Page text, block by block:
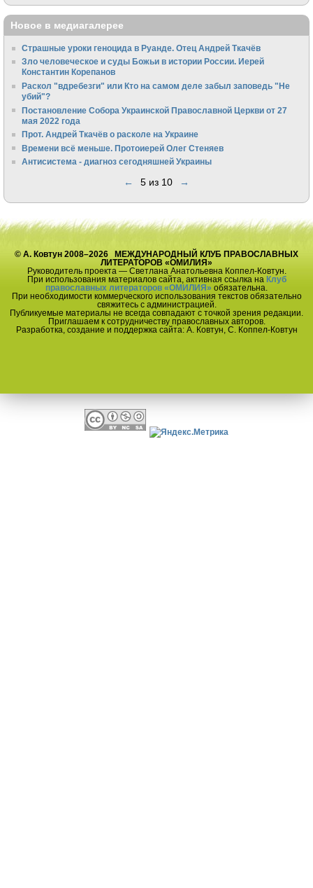
Новое в медиагалерее
Страшные уроки геноцида в Руанде. Отец Андрей Ткачёв
Зло человеческое и суды Божьи в истории России. Иерей
Константин Корепанов
Раскол "вдребезги" или Кто на самом деле забыл заповедь "Не
убий"?
Постановление Собора Украинской Православной Церкви от 27
мая 2022 года
Прот. Андрей Ткачёв о расколе на Украине
Времени всё меньше. Протоиерей Олег Стеняев
Антисистема - диагноз сегодняшней Украины
← 5 из 10 →
© А. Ковтун 2008–2026 МЕЖДУНАРОДНЫЙ КЛУБ ПРАВОСЛАВНЫХ
ЛИТЕРАТОРОВ «ОМИЛИЯ»
Руководитель проекта — Светлана Анатольевна Коппел-Ковтун.
При использования материалов сайта, активная ссылка на Клуб
православных литераторов «ОМИЛИЯ» обязательна.
При необходимости коммерческого использования текстов обязательно
свяжитесь с администрацией.
Публикуемые материалы не всегда совпадают с точкой зрения редакции.
Приглашаем к сотрудничеству православных авторов.
Разработка, создание и поддержка сайта: А. Ковтун, С. Коппел-Ковтун